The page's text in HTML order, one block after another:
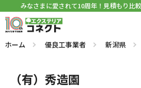
みなさまに愛されて10周年！見積もり比
ホーム 優良工事業者 新潟県
（有）秀造園